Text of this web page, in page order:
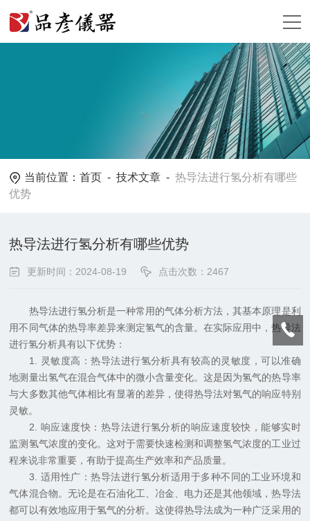
当前位置：首页 -技术文章 -热导法进行氢分析有哪些
优势
热导法进行氢分析有哪些优势
更新时间：2024-08-19 点击次数：2467
热导法进行氢分析是一种常用的气体分析方法，其基本原理是利
用不同气体的热导率差异来测定氢气的含量。在实际应用中，热导法
进行氢分析具有以下优势：
1. 灵敏度高：热导法进行氢分析具有较高的灵敏度，可以准确
地测量出氢气在混合气体中的微小含量变化。这是因为氢气的热导率
与大多数其他气体相比有显著的差异，使得热导法对氢气的响应特别
灵敏。
2. 响应速度快：热导法进行氢分析的响应速度较快，能够实时
监测氢气浓度的变化。这对于需要快速检测和调整氢气浓度的工业过
程来说非常重要，有助于提高生产效率和产品质量。
3. 适用性广：热导法进行氢分析适用于多种不同的工业环境和
气体混合物。无论是在石油化工、冶金、电力还是其他领域，热导法
都可以有效地应用于氢气的分析。这使得热导法成为一种广泛采用的